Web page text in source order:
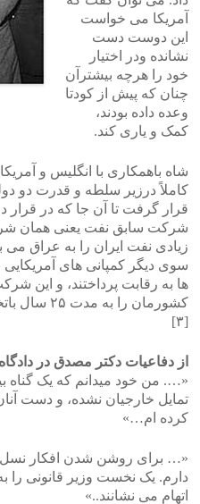
آمریکا می خواست
این دوست دست
نشانده ودر اختیار
خود را هرچه بیشترآن
چنان که پیش از کودتا
وعده داده بودند،
کمک و یاری کند.
شاه باهمکاری با انگلیس و
کاملاً درزیر سلطه و قدرت دو
قرار گرفت تا آن جا که در قرار
شرکت سابق نفت یعنی همان
زیادی نفت ایران را به عراق می
سوی دیگر کمپانی های آمریکایی
ها به رقابت پرداختند، و این
کشورمان را
[۳]
از دفاعیات دکتر مصدق در
«…. من خود میدانم که یک گناه
تمایل خارجیان نشده، و دست
کرده ام…»
«… برای روشن شدن افکار نسل
دارم. یک نخست وزیر قانونی را
اتهام می نشانند..»